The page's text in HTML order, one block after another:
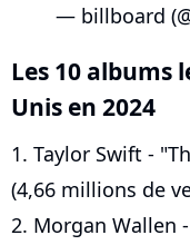
— billboard
Les 10 albums
Unis en 2024
1. Taylor Swift -
(4,66 millions de
2. Morgan Wallen